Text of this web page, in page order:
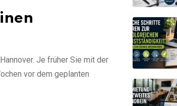
Je früher Sie mit der
vor dem geplanten